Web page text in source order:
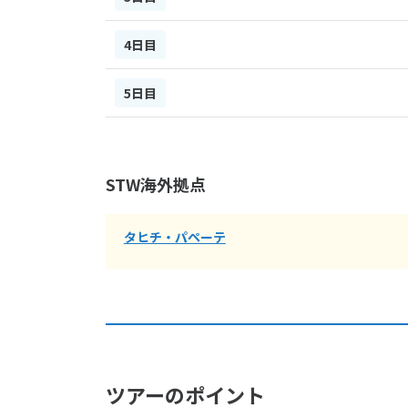
4日目
5日目
STW海外拠点
タヒチ・パペーテ
ツアーのポイント